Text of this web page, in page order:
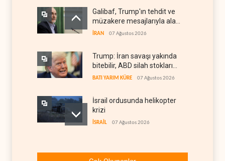
Galibaf, Trump'ın tehdit ve
müzakere mesajlarıyla alay
etti
İRAN 07 Ağustos 2026
Trump: İran savaşı yakında
bitebilir, ABD silah stokları
zorlanıyor
BATI YARIM KÜRE 07 Ağustos 2026
İsrail ordusunda helikopter
krizi
İSRAİL 07 Ağustos 2026
yerine askeri üs projesi